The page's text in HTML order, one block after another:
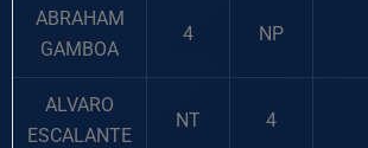
ABRAHAM
GAMBOA
4 NP
ALVARO
ESCALANTE
NT 4